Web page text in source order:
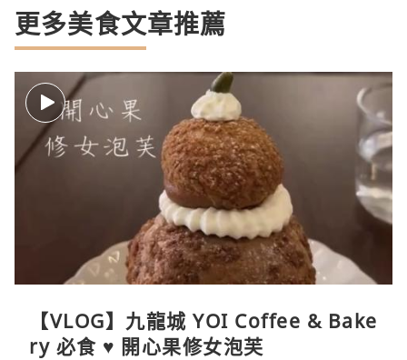
更多美食文章推薦
【VLOG】九龍城 YOI Coffee & Bake
ry 必食 ♥ 開心果修女泡芙